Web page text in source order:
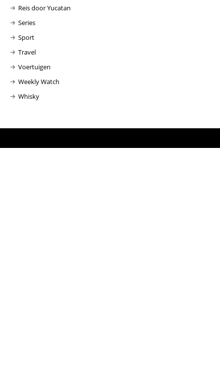
Reis door Yucatan
Series
Sport
Travel
Voertuigen
Weekly Watch
Whisky